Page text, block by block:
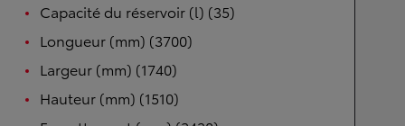
Capacité du réservoir (l) (35)
Longueur (mm) (3700)
Largeur (mm) (1740)
Hauteur (mm) (1510)